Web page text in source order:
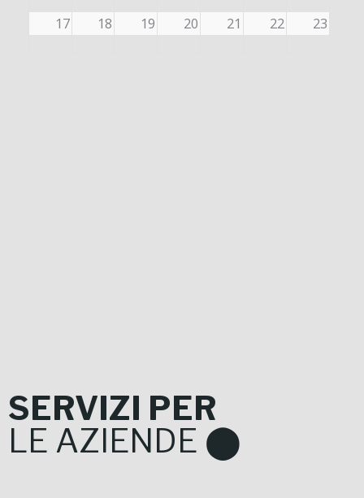
17 18 19 20 21 22 23
SERVIZI PER
LE AZIENDE ⬤